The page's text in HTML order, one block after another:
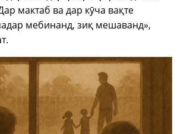
мактаб ва дар кӯча вақте
мебинанд, зиқ мешаванд»,